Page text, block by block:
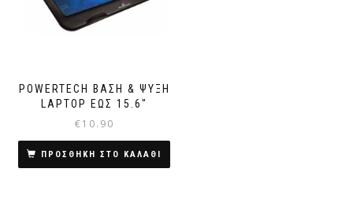
POWERTECH ΒΆΣΗ & ΨΎΞΗ
LAPTOP ΈΩΣ 15.6″
€10.90
ΠΡΟΣΘΗΚΗ ΣΤΟ ΚΑΛΑΘΙ